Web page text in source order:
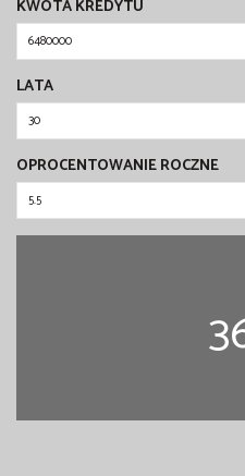
KWOTA KREDYTU
LATA
OPROCENTOWANIE ROCZNE